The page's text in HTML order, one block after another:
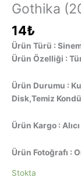
Gothika
14₺
Ürün Türü :
Ürün Özelliği :
Ürün Durumu :
Disk,Temiz
Ürün Kargo :
Ürün Fotoğrafı :
Stokta